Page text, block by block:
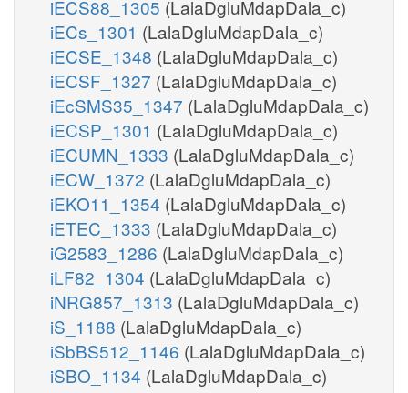
iECS88_1305 (LalaDgluMdapDala_c)
iECs_1301 (LalaDgluMdapDala_c)
iECSE_1348 (LalaDgluMdapDala_c)
iECSF_1327 (LalaDgluMdapDala_c)
iEcSMS35_1347 (LalaDgluMdapDala_c)
iECSP_1301 (LalaDgluMdapDala_c)
iECUMN_1333 (LalaDgluMdapDala_c)
iECW_1372 (LalaDgluMdapDala_c)
iEKO11_1354 (LalaDgluMdapDala_c)
iETEC_1333 (LalaDgluMdapDala_c)
iG2583_1286 (LalaDgluMdapDala_c)
iLF82_1304 (LalaDgluMdapDala_c)
iNRG857_1313 (LalaDgluMdapDala_c)
iS_1188 (LalaDgluMdapDala_c)
iSbBS512_1146 (LalaDgluMdapDala_c)
iSBO_1134 (LalaDgluMdapDala_c)